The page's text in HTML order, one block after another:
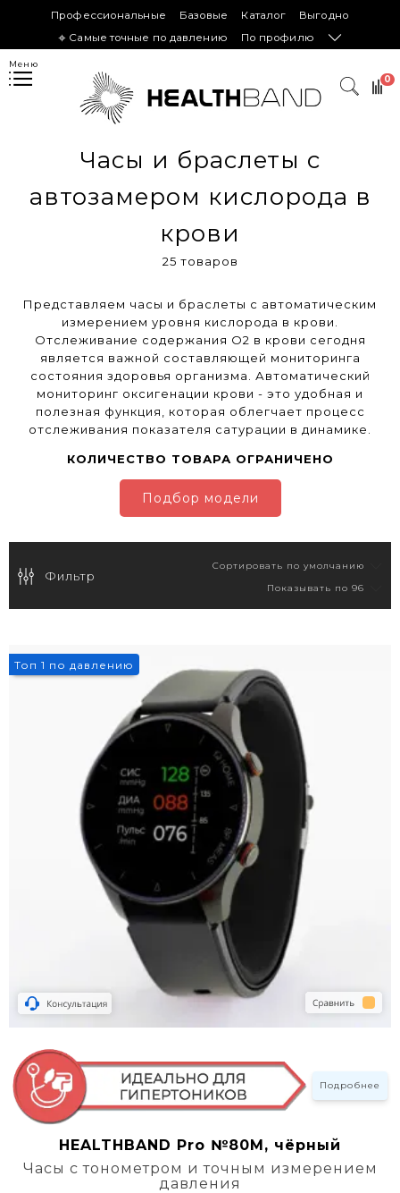
Профессиональные Базовые Каталог
Выгодно
𖦏 Самые точные по давлению
По профилю
Меню
0
Часы и браслеты с
автозамером кислорода в
крови
25 товаров
Представляем часы и браслеты с автоматическим
измерением уровня кислорода в крови.
Отслеживание содержания O2 в крови сегодня
является важной составляющей мониторинга
состояния здоровья организма. Автоматический
мониторинг оксигенации крови - это удобная и
полезная функция, которая облегчает процесс
отслеживания показателя сатурации в динамике.
КОЛИЧЕСТВО ТОВАРА ОГРАНИЧЕНО
Подбор модели
Фильтр
9%
Топ 1 по давлению
Подробнее
HEALTHBAND Pro №80M, чёрный
Часы с тонометром и точным измерением
давления